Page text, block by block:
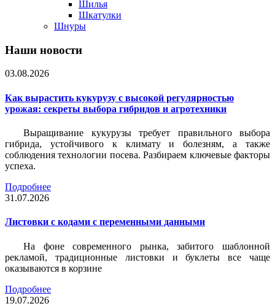
Шилья
Шкатулки
Шнуры
Наши новости
03.08.2026
Как вырастить кукурузу с высокой регулярностью
урожая: секреты выбора гибридов и агротехники
Выращивание кукурузы требует правильного выбора
гибрида, устойчивого к климату и болезням, а также
соблюдения технологии посева. Разбираем ключевые факторы
успеха.
Подробнее
31.07.2026
Листовки c кодами с переменными данными
На фоне современного рынка, забитого шаблонной
рекламой, традиционные листовки и буклеты все чаще
оказываются в корзине
Подробнее
19.07.2026